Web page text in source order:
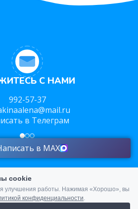
С НАМИ
992-57-37
в Телеграм
в MAX
cookie
улучшения работы. Нажимая «Хорошо», вы
конфиденциальности.